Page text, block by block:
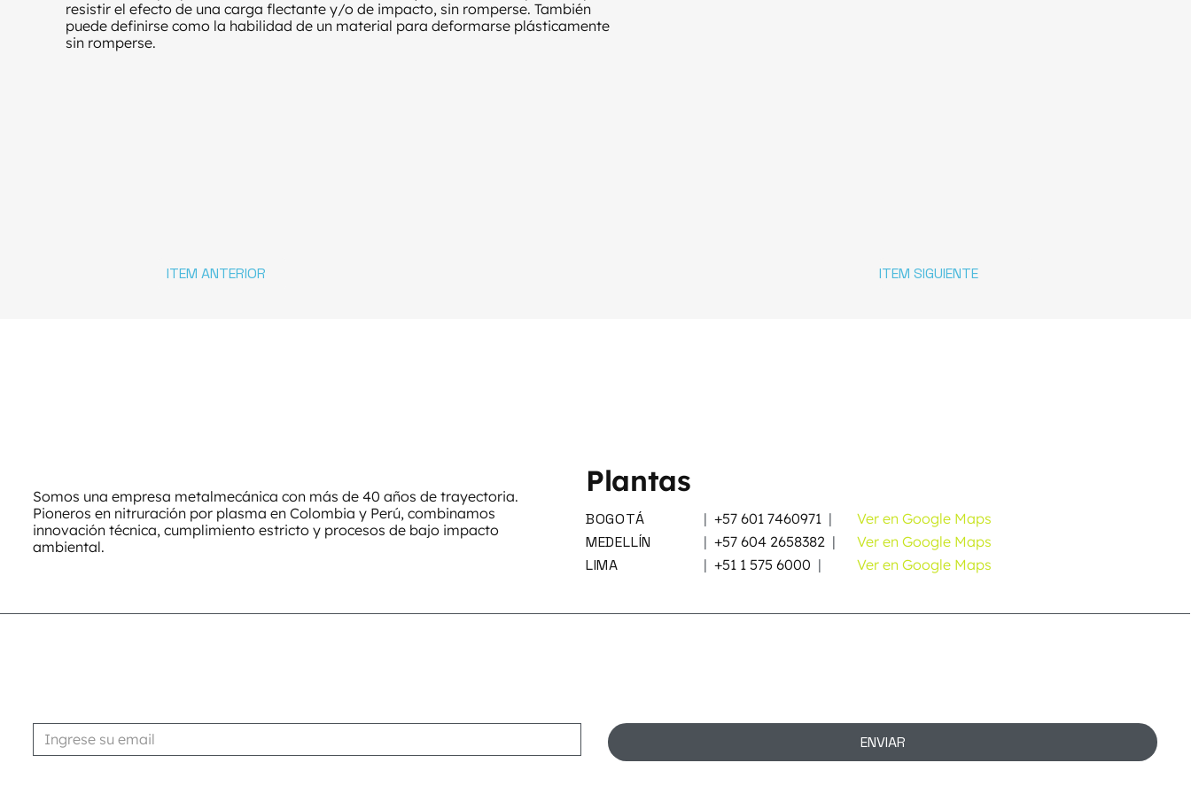
ITEM ANTERIOR ITEM SIGUIENTE
resistir el efecto de una carga flectante y/o de impacto, sin romperse. También
puede definirse como la habilidad de un material para deformarse plásticamente
sin romperse.
Somos una empresa metalmecánica con más de 40 años de trayectoria.
Pioneros en nitruración por plasma en Colombia y Perú, combinamos
innovación técnica, cumplimiento estricto y procesos de bajo impacto
ambiental.
Plantas
BOGOTÁ | +57 601 7460971 | Ver en Google Maps
MEDELLÍN | +57 604 2658382 | Ver en Google Maps
LIMA | +51 1 575 6000 | Ver en Google Maps
ENVIAR